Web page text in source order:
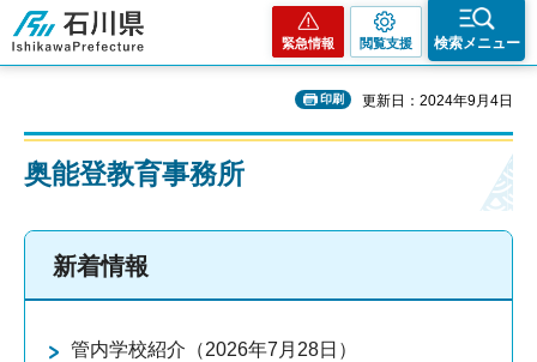
石川県
緊急情報 閲覧支援 検索メニュー
印刷 更新日：2024年9月4日
奥能登教育事務所
新着情報
管内学校紹介（2026年7月28日）